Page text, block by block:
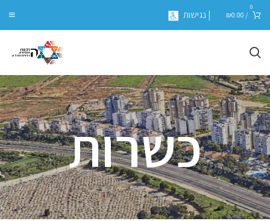
0
/
₪0.00 | נגישות
כשרות